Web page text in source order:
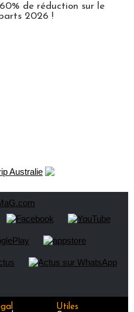
de réduction sur le
2026 !
Utiles